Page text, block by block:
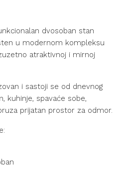
dvosoban stan
u modernom kompleksu
atraktivnoj i mirnoj
i sastoji se od dnevnog
kuhinje, spavaće sobe,
prijatan prostor za odmor.